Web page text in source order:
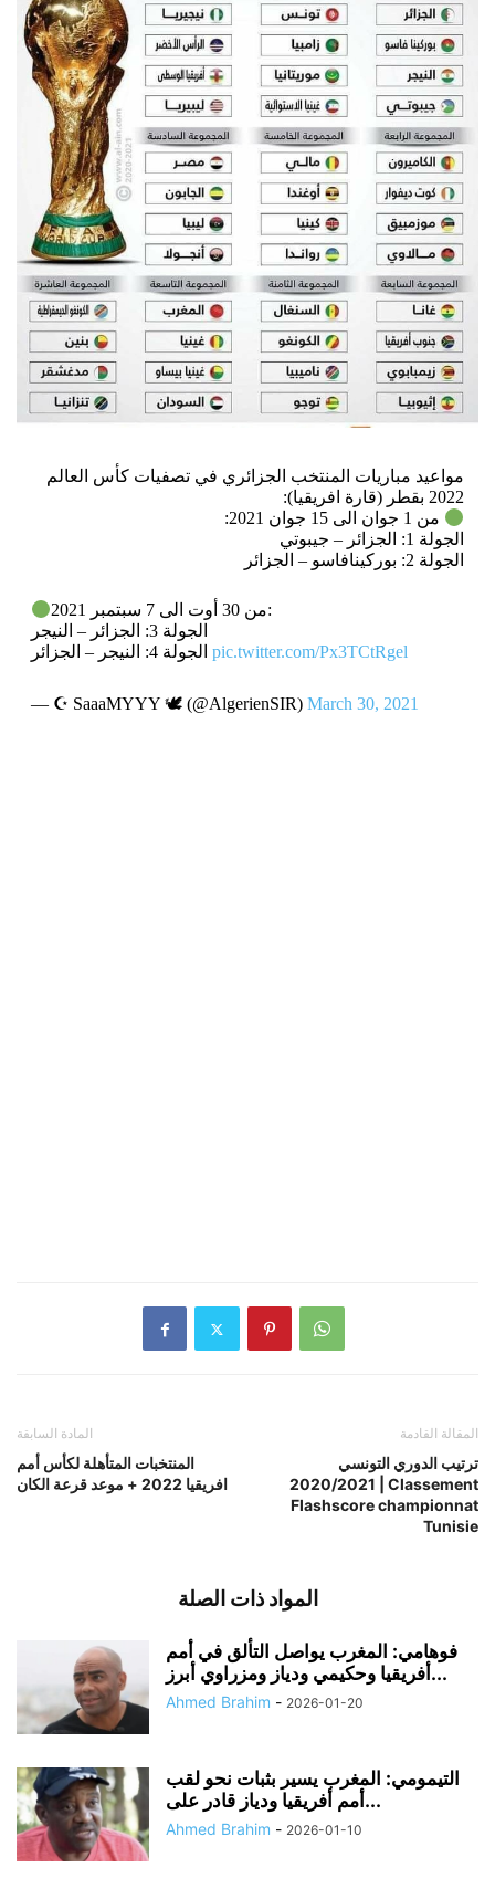
مواعيد مباريات المنتخب الجزائري في تصفيات كأس العالم
2022 بقطر (قارة افريقيا):
من 1 جوان الى 15 جوان 2021:
الجولة 1: الجزائر – جيبوتي
الجولة 2: بوركينافاسو – الجزائر
من 30 أوت الى 7 سبتمبر 2021:
الجولة 3: الجزائر – النيجر
pic.twitter.com/Px3TCtRgel
— ☪ SaaaMYYY 🕊 (@AlgerienSIR) March 30, 2021
المادة السابقة
المنتخبات المتأهلة لكأس أمم
افريقيا 2022 + موعد قرعة الكان
المقالة القادمة
ترتيب الدوري التونسي
2020/2021 | Classement
Flashscore championnat
Tunisie
المواد ذات الصلة
فوهامي: المغرب يواصل التألق في أمم
أفريقيا وحكيمي ودياز ومزراوي أبرز...
Ahmed Brahim - 2026-01-20
التيمومي: المغرب يسير بثبات نحو لقب
أمم أفريقيا ودياز قادر على...
Ahmed Brahim - 2026-01-10